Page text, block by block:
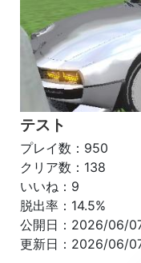
テスト
プレイ数：950
クリア数：138
いいね：9
脱出率：14.5%
公開日：2026/06/
更新日：2026/06/